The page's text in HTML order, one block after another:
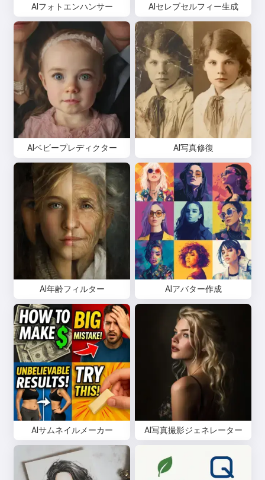
AIフォトエンハンサー AIセレブセルフィー生成
AIベビープレディクター AI写真修復
AI年齢フィルター AIアバター作成
AIサムネイルメーカー AI写真撮影ジェネレーター